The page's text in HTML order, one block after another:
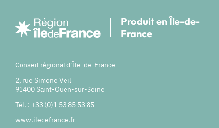
Produit en Île-de-
France
Conseil régional d'Île-de-France
2, rue Simone Veil
93400 Saint-Ouen-sur-Seine
Tél. : +33 (0)1 53 85 53 85
www.iledefrance.fr